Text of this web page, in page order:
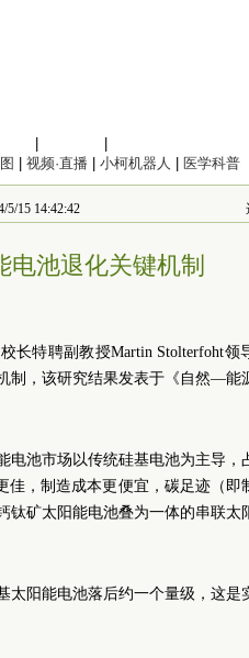
视频·直播 小柯机器人 医学科普
15 14:42:42
池退化关键机制
长特聘副教授Martin Stolterfoht领
制，该研究结果发表于《自然—能
电池市场以传统硅基电池为主导，
佳，制造成本更便宜，碳足迹（即
钛矿太阳能电池叠为一体的串联太
太阳能电池落后约一个量级，这是